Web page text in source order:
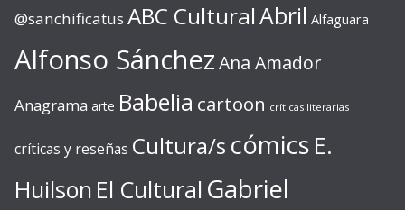
@sanchificatus ABC CulturalAbril Alfaguara
Alfonso SánchezAna Amador
Anagrama arte Babelia cartoon críticas literarias
críticas y reseñas Cultura/s cómics E.
Huilson El Cultural Gabriel